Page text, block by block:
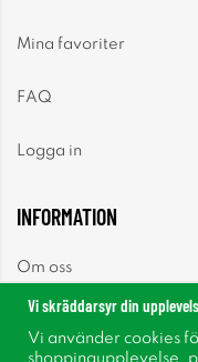
Mina favoriter
FAQ
Logga in
INFORMATION
Om oss
Vi skräddarsyr din
Vi använder cookies
shoppingupplevelse,